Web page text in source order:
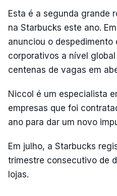
Esta é a segunda grande
na Starbucks este ano.
anunciou o despedimento
corporativos a nível
centenas de vagas em
Niccol é um especialista
empresas que foi
ano para dar um novo
Em julho, a Starbucks
trimestre consecutivo de
lojas.